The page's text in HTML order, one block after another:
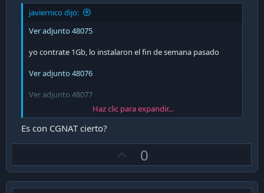
javiernico dijo:
Ver adjunto 48075
yo contrate 1Gb, lo instalaron el fin de semana pasado
Ver adjunto 48076
Ver adjunto 48077
hasta ahora sin problemas, 5 usuarios activos mas todos
los chiches colgados (2 Tvs, 3 Consolas, camaras,
No me he metido mucho en la configuracion, solo ajustes
Ver adjunto 48079
Haz clic para expandir...
Es con CGNAT cierto?
p
v
0